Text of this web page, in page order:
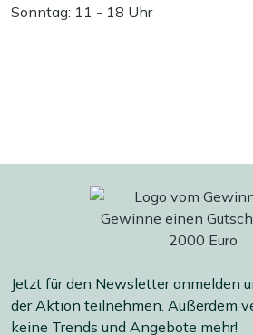
Sonntag: 11 - 18 Uhr
Jetzt für den Newsletter anmelden
der Aktion teilnehmen. Außerdem
keine Trends und Angebote mehr!